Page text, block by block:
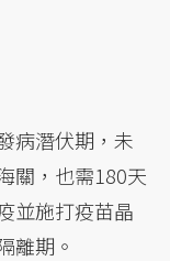
病潛伏期，未
關，也需180天
並施打疫苗晶
離期。